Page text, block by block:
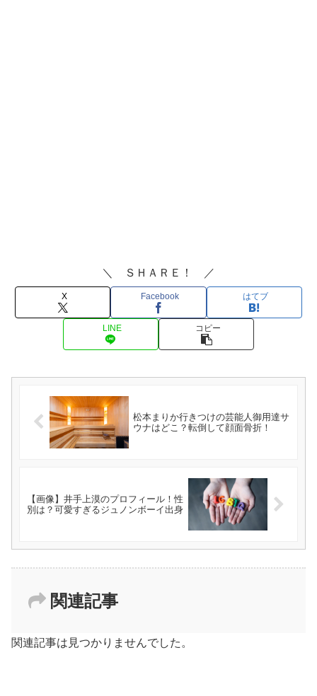
＼ ＳＨＡＲＥ！ ／
X Facebook はてブ
LINE コピー
松本まりか行きつけの芸能人御用達サ
ウナはどこ？転倒して顔面骨折！
【画像】井手上漠のプロフィール！性
別は？可愛すぎるジュノンボーイ出身
関連記事
関連記事は見つかりませんでした。